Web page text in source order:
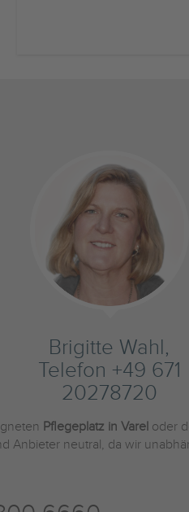
Brigitte Wahl,
Telefon +49 671
20278720
Pflegeplatz in Varel oder
Anbieter neutral, da wir